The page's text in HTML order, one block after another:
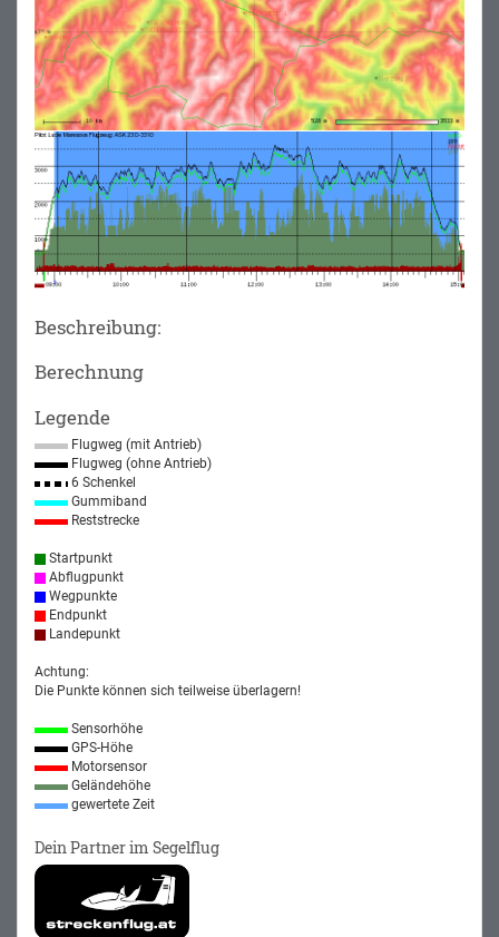
Beschreibung:
Berechnung
Legende
Flugweg (mit Antrieb)
Flugweg (ohne Antrieb)
6 Schenkel
Gummiband
Reststrecke
Startpunkt
Abflugpunkt
Wegpunkte
Endpunkt
Landepunkt
Achtung:
Die Punkte können sich teilweise überlagern!
Sensorhöhe
GPS-Höhe
Motorsensor
Geländehöhe
gewertete Zeit
Dein Partner im Segelflug